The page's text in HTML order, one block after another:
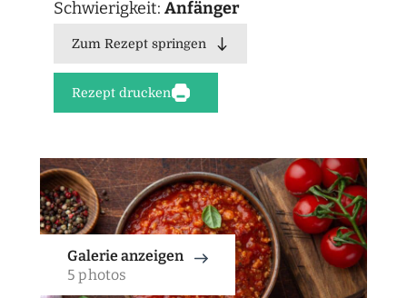
Schwierigkeit: Anfänger
Zum Rezept springen
Rezept drucken
Galerie anzeigen
5 photos